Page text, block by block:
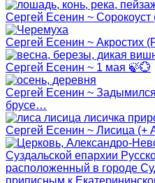
Сергей Есенин ~ Сорокоуст
Сергей Есенин ~ Акростих
Сергей Есенин ~ 1 мая 🍃💮
Сергей Есенин ~
брусе…
Сергей Есенин ~ Лисица (+